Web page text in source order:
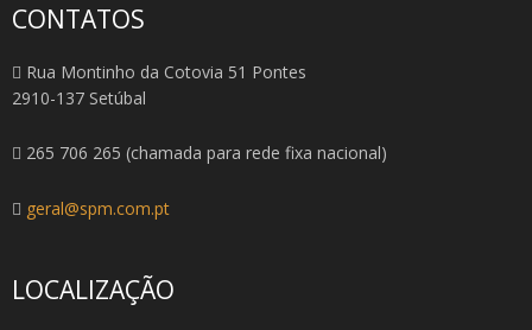
CONTATOS
Rua Montinho da Cotovia 51 Pontes
2910-137 Setúbal
265 706 265 (chamada para rede fixa nacional)
geral@spm.com.pt
LOCALIZAÇÃO